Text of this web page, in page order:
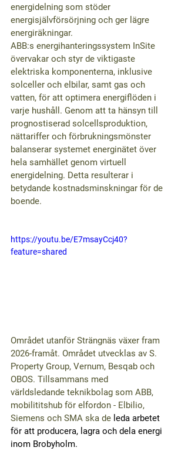
energidelning som stöder
energisjälvförsörjning och ger lägre
energiräkningar.
ABB:s energihanteringssystem InSite
övervakar och styr de viktigaste
elektriska komponenterna, inklusive
solceller och elbilar, samt gas och
vatten, för att optimera energiflöden i
varje hushåll. Genom att ta hänsyn till
prognostiserad solcellsproduktion,
nättariffer och förbrukningsmönster
balanserar systemet energinätet över
hela samhället genom virtuell
energidelning. Detta resulterar i
betydande kostnadsminskningar för de
boende.
https://youtu.be/E7msayCcj40?
feature=shared
Området utanför Strängnäs växer fram
2026-framåt. Området utvecklas av S.
Property Group, Vernum, Besqab och
OBOS. Tillsammans med
världsledande teknikbolag som ABB,
mobilititshub för elfordon - Elbilio,
Siemens och SMA ska de leda arbetet
för att producera, lagra och dela energi
inom Brobyholm.